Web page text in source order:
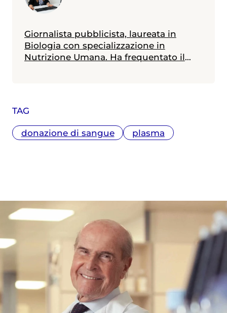
TAG
donazione di sangue plasma
Giornalista pubblicista, laureata in
Biologia con specializzazione in
Nutrizione Umana. Ha frequentato il
Sera. Scrive di medicina e salute,
specialmente in ambito materno-
infantile